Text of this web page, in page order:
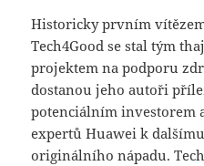
Historicky prvním
Tech4Good se stal tým
projektem na podporu
dostanou jeho autoři
potenciálním investorem
expertů Huawei k
originálního nápadu.